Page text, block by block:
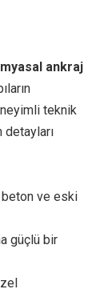
ankraj
teknik
beton ve eski
güçlü bir